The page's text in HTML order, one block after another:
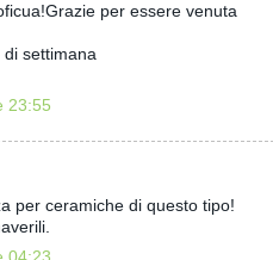
per essere venuta
settimana
23:55
per ceramiche di questo tipo!
04:23